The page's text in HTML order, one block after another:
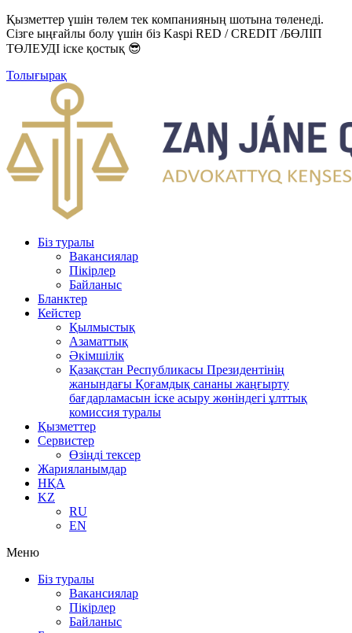
Қызметтер үшін төлем тек компанияның шотына төленеді.
Сізге ыңғайлы болу үшін біз Kaspi RED / CREDIT /БӨЛІП
ТӨЛЕУДІ іске қостық 😎
Толығырақ
Біз туралы
Вакансиялар
Пікірлер
Байланыс
Бланктер
Кейстер
Қылмыстық
Азаматтық
Әкімшілік
Қазақстан Республикасы Президентінің
жанындағы Қоғамдық сананы жаңғырту
бағдарламасын іске асыру жөніндегі ұлттық
комиссия туралы
Қызметтер
Сервистер
Өзіңді тексер
Жарияланымдар
НҚА
KZ
RU
EN
Меню
Біз туралы
Вакансиялар
Пікірлер
Байланыс